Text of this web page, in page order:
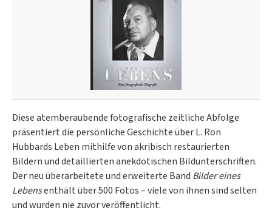
Diese atemberaubende fotografische zeitliche Abfolge
präsentiert die persönliche Geschichte über L. Ron
Hubbards Leben mithilfe von akribisch restaurierten
Bildern und detaillierten anekdotischen Bildunterschriften.
Der neu überarbeitete und erweiterte Band Bilder eines
Lebensenthält über 500 Fotos – viele von ihnen sind selten
und wurden nie zuvor veröffentlicht.